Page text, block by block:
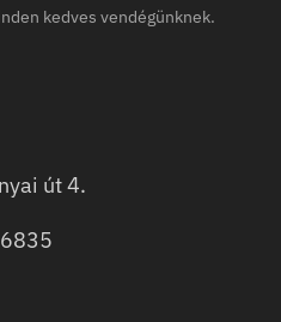
kedves vendégünknek.
út 4.